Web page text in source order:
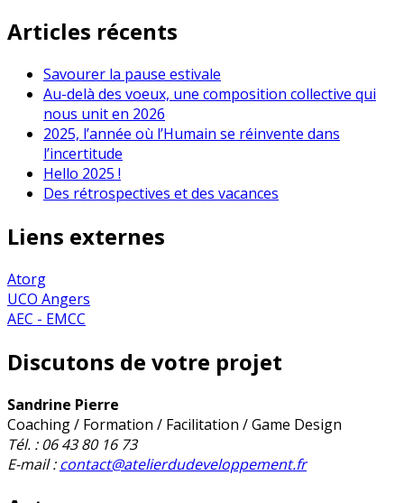
Articles récents
Savourer la pause estivale
Au-delà des voeux, une composition collective qui
nous unit en 2026
2025, l’année où l’Humain se réinvente dans
l’incertitude
Hello 2025 !
Des rétrospectives et des vacances
Liens externes
Atorg
UCO Angers
AEC - EMCC
Discutons de votre projet
Sandrine Pierre
Coaching / Formation / Facilitation / Game Design
Tél. : 06 43 80 16 73
E-mail :contact@atelierdudeveloppement.fr